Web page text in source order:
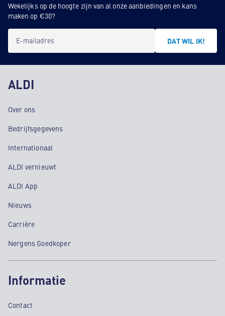
Wekelijks op de hoogte zijn van al onze aanbiedingen en kans
maken op €30?
E-mailadres DAT WIL IK!
ALDI
Over ons
Bedrijfsgegevens
Internationaal
ALDI vernieuwt
ALDI App
Nieuws
Carrière
Nergens Goedkoper
Informatie
Contact